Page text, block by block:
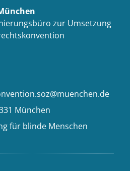
zur Umsetzung
München
für blinde Menschen